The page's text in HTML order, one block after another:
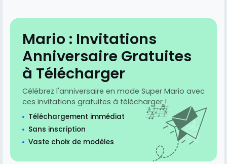
Mario : Invitations
Anniversaire Gratuites
à Télécharger
Célébrez l'anniversaire en mode Super Mario avec
ces invitations gratuites à télécharger !
Téléchargement immédiat
Sans inscription
Vaste choix de modèles